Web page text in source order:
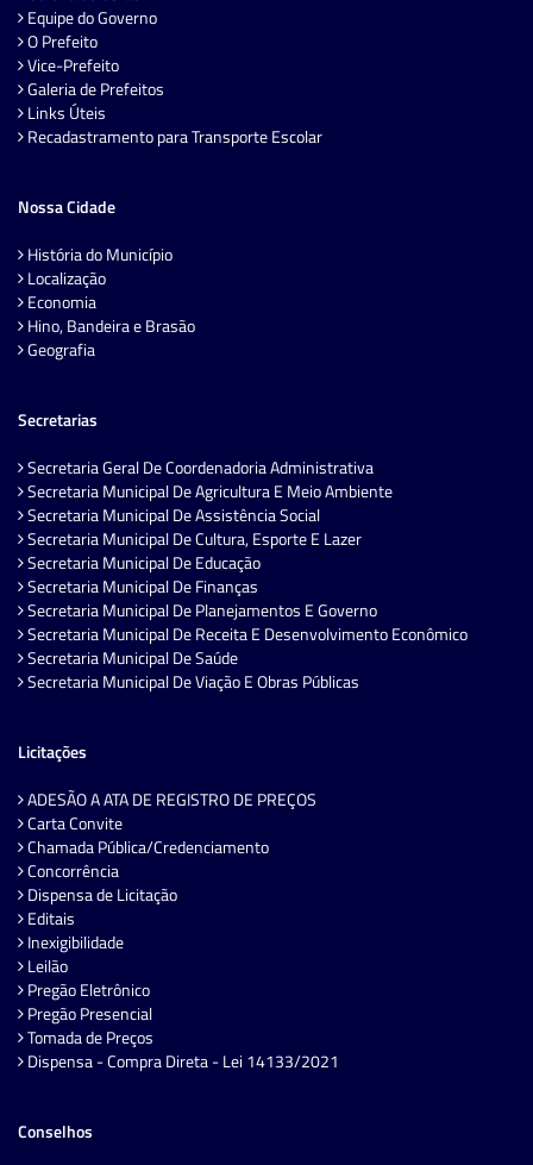
Equipe do Governo
O Prefeito
Vice-Prefeito
Galeria de Prefeitos
Links Úteis
Recadastramento para Transporte Escolar
Nossa Cidade
História do Município
Localização
Economia
Hino, Bandeira e Brasão
Geografia
Secretarias
Secretaria Geral De Coordenadoria Administrativa
Secretaria Municipal De Agricultura E Meio Ambiente
Secretaria Municipal De Assistência Social
Secretaria Municipal De Cultura, Esporte E Lazer
Secretaria Municipal De Educação
Secretaria Municipal De Finanças
Secretaria Municipal De Planejamentos E Governo
Secretaria Municipal De Receita E Desenvolvimento Econômico
Secretaria Municipal De Saúde
Secretaria Municipal De Viação E Obras Públicas
Licitações
ADESÃO A ATA DE REGISTRO DE PREÇOS
Carta Convite
Chamada Pública/Credenciamento
Concorrência
Dispensa de Licitação
Editais
Inexigibilidade
Leilão
Pregão Eletrônico
Pregão Presencial
Tomada de Preços
Dispensa - Compra Direta - Lei 14133/2021
Conselhos